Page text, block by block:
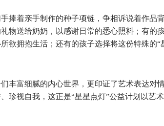
捧着亲手制作的种子项链，争相诉说着作品
物送给奶奶，以感谢日常的悉心照料；有的
欲拥抱生活；还有的孩子选择将这份特殊的“
丰富细腻的内心世界，更印证了艺术表达对
视自我，这正是“星星点灯”公益计划以艺